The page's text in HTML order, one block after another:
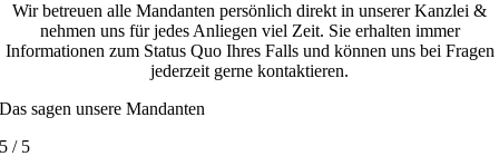
Wir betreuen alle Mandanten persönlich direkt in unserer Kanzlei &
nehmen uns für jedes Anliegen viel Zeit. Sie erhalten immer
Informationen zum Status Quo Ihres Falls und können uns bei Fragen
jederzeit gerne kontaktieren.
Das sagen unsere Mandanten
5 / 5